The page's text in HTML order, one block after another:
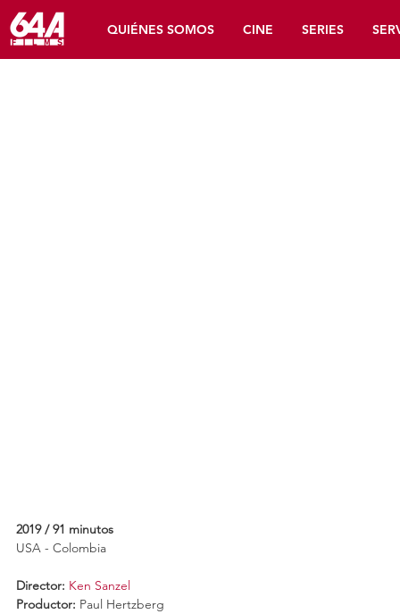
QUIÉNES SOMOS CINE SERIES
KILL CHAIN
2019 / 91 minutos
USA - Colombia
Director: Ken Sanzel
Productor: Paul Hertzberg